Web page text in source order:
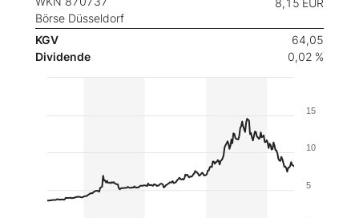
Börse Düsseldorf
8,15 EUR
KGV
64,05
Dividende
0,02 %
5
10
15